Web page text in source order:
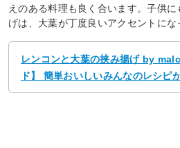
えのある料理も良く合います。子供
げは、大葉が丁度良いアクセントにな
レンコンと大葉の挟み揚げ by
ド】 簡単おいしいみんなのレシピ